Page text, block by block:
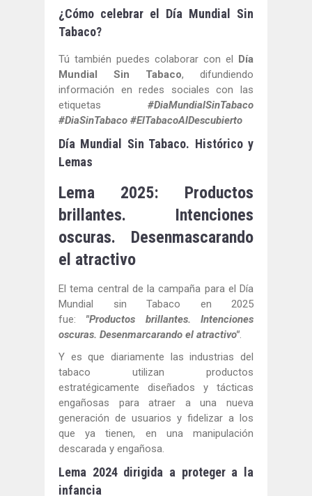
¿Cómo celebrar el Día Mundial Sin
Tabaco?
Tú también puedes colaborar con el Día
Mundial Sin Tabaco, difundiendo
información en redes sociales con las
etiquetas #DiaMundialSinTabaco
#DiaSinTabaco #ElTabacoAlDescubierto
Día Mundial Sin Tabaco. Histórico y
Lemas
Lema 2025: Productos
brillantes. Intenciones
oscuras. Desenmascarando
el atractivo
El tema central de la campaña para el Día
Mundial sin Tabaco en 2025
fue: "Productos brillantes. Intenciones
oscuras. Desenmarcarando el atractivo".
Y es que diariamente las industrias del
tabaco utilizan productos
estratégicamente diseñados y tácticas
engañosas para atraer a una nueva
generación de usuarios y fidelizar a los
que ya tienen, en una manipulación
descarada y engañosa.
Lema 2024 dirigida a proteger a la
infancia